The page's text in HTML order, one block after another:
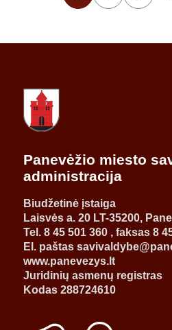
Panevėžio miesto
administracija
Biudžetinė įstaiga
Laisvės a. 20 LT-35200,
Tel. 8 45 501 360 , faksas 8
El. paštas
www.panevezys.lt
Juridinių asmenų registras
Kodas 288724610